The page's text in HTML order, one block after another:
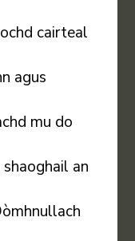
cairteal
agus
mu do
an